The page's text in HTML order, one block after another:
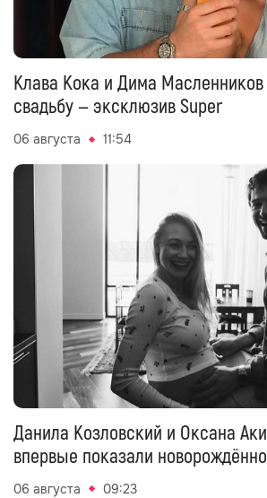
Клава Кока и Дима
свадьбу — эксклюзив Super
06 августа 11:54
Данила Козловский и Оксана
впервые показали
06 августа 09:23